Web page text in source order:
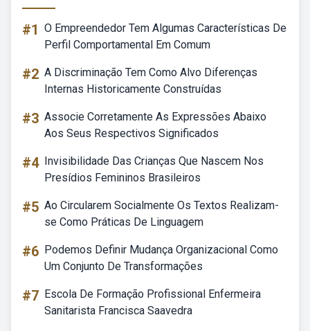
#1 O Empreendedor Tem Algumas Características De
Perfil Comportamental Em Comum
#2 A Discriminação Tem Como Alvo Diferenças
Internas Historicamente Construídas
#3 Associe Corretamente As Expressões Abaixo
Aos Seus Respectivos Significados
#4 Invisibilidade Das Crianças Que Nascem Nos
Presídios Femininos Brasileiros
#5 Ao Circularem Socialmente Os Textos Realizam-
se Como Práticas De Linguagem
#6 Podemos Definir Mudança Organizacional Como
Um Conjunto De Transformações
#7 Escola De Formação Profissional Enfermeira
Sanitarista Francisca Saavedra